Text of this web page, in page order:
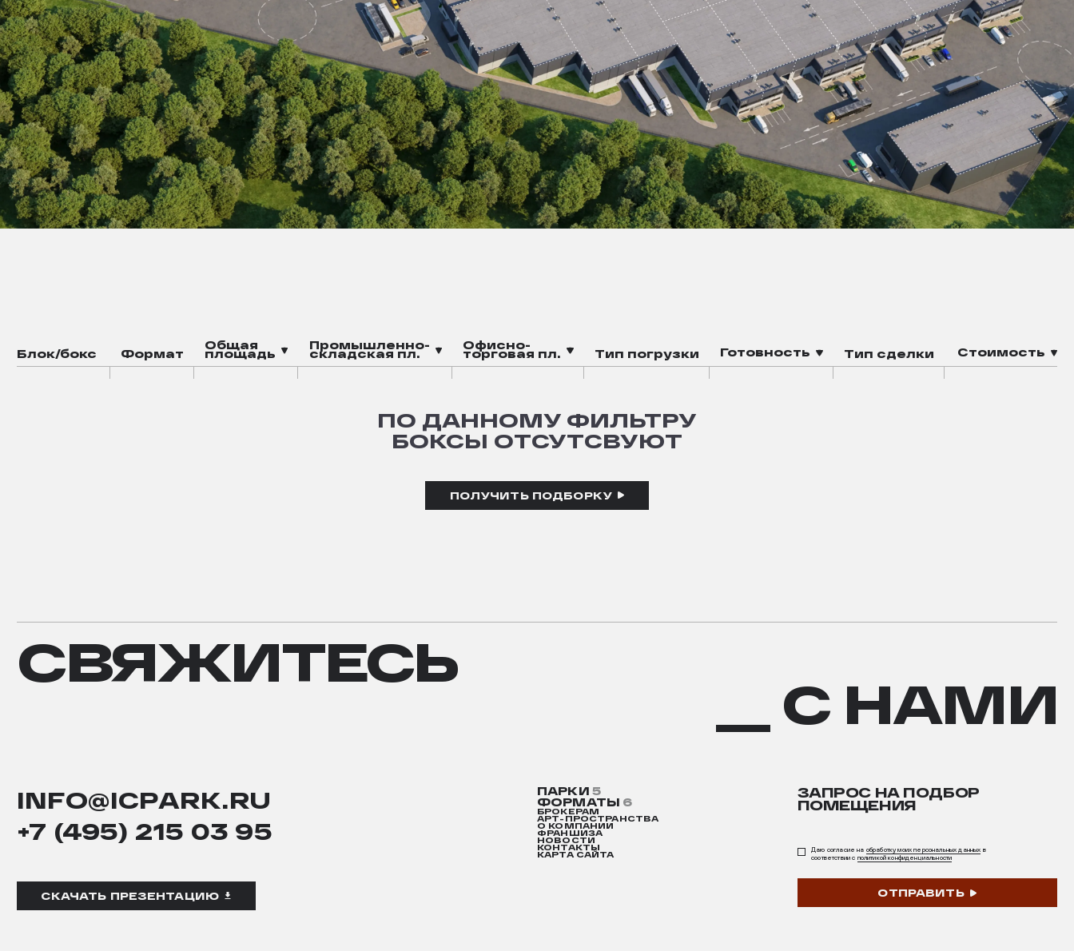
Блок/бокс Формат
Общая
площадь
Промышленно-
складская пл.
Офисно-
торговая пл. Тип погрузки Готовность Тип сделки Стоимость
ПО ДАННОМУ ФИЛЬТРУ
БОКСЫ ОТСУТСВУЮТ
ПОЛУЧИТЬ ПОДБОРКУ
СВЯЖИТЕСЬ
С
СВЯЖИТЕСЬ
__ С НАМИ
INFO@ICPARK.RU
+7 (495) 215 03 95
СКАЧАТЬ ПРЕЗЕНТАЦИЮ
ПАРКИ 5
ФОРМАТЫ 6
БРОКЕРАМ
АРТ-ПРОСТРАНСТВА
О КОМПАНИИ
ФРАНШИЗА
НОВОСТИ
КОНТАКТЫ
КАРТА САЙТА
ЗАПРОС НА ПОДБОР
ПОМЕЩЕНИЯ
Даю согласие на обработку моих персональных данных в
соответствии с политикой конфиденциальности
ОТПРАВИТЬ